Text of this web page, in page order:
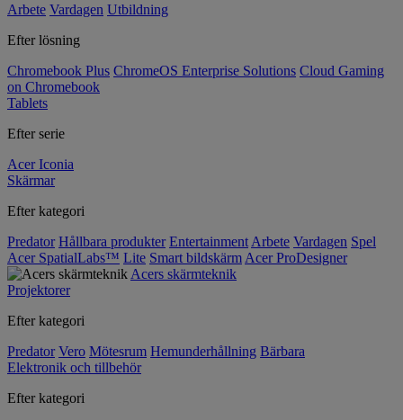
Arbete Vardagen Utbildning
Efter lösning
Chromebook Plus ChromeOS Enterprise Solutions Cloud Gaming
on Chromebook
Tablets
Efter serie
Acer Iconia
Skärmar
Efter kategori
Predator Hållbara produkter Entertainment Arbete Vardagen Spel
Acer SpatialLabs™ Lite Smart bildskärm Acer ProDesigner
Acers skärmteknik
Projektorer
Efter kategori
Predator Vero Mötesrum Hemunderhållning Bärbara
Elektronik och tillbehör
Efter kategori